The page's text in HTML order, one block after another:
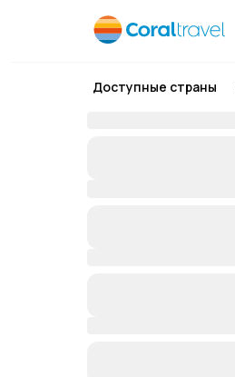
Доступные страны